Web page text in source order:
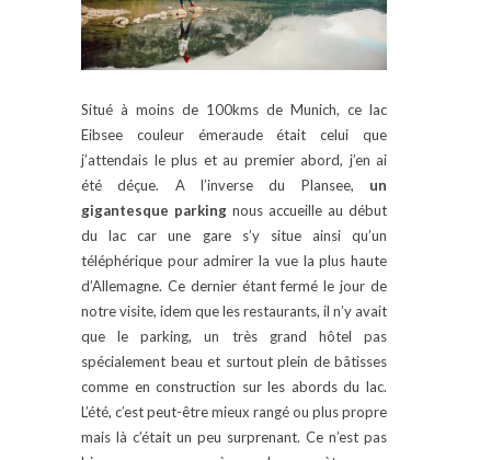
Situé à moins de 100kms de Munich, ce lac
Eibsee couleur émeraude était celui que
j’attendais le plus et au premier abord, j’en ai
été déçue. A l’inverse du Plansee, un
gigantesque parking nous accueille au début
du lac car une gare s’y situe ainsi qu’un
téléphérique pour admirer la vue la plus haute
d’Allemagne. Ce dernier étant fermé le jour de
notre visite, idem que les restaurants, il n’y avait
que le parking, un très grand hôtel pas
spécialement beau et surtout plein de bâtisses
comme en construction sur les abords du lac.
L’été, c’est peut-être mieux rangé ou plus propre
mais là c’était un peu surprenant. Ce n’est pas